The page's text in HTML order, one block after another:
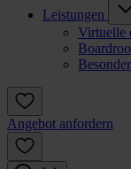
Leistungen
Virtuelle
Angebot anfordern